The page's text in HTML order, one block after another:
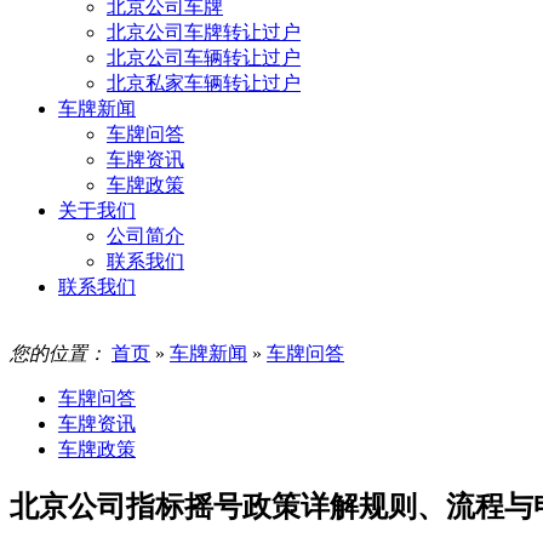
北京公司车牌
北京公司车牌转让过户
北京公司车辆转让过户
北京私家车辆转让过户
车牌新闻
车牌问答
车牌资讯
车牌政策
关于我们
公司简介
联系我们
联系我们
您的位置： 首页 » 车牌新闻 » 车牌问答
车牌问答
车牌资讯
车牌政策
北京公司指标摇号政策详解规则、流程与